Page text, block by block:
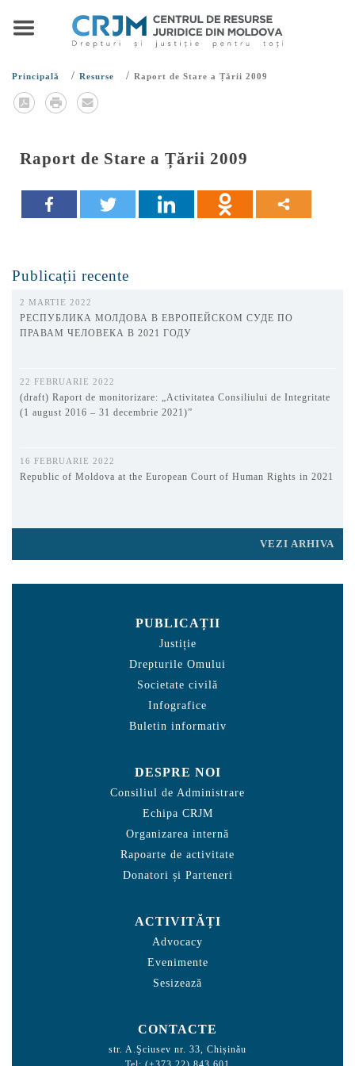
Principală / Resurse / Raport de Stare a Țării 2009
Raport de Stare a Țării 2009
Publicații recente
2 MARTIE 2022
РЕСПУБЛИКА МОЛДОВА В ЕВРОПЕЙСКОМ СУДЕ ПО
ПРАВАМ ЧЕЛОВЕКА В 2021 ГОДУ
22 FEBRUARIE 2022
(draft) Raport de monitorizare: „Activitatea Consiliului de Integritate
(1 august 2016 – 31 decembrie 2021)”
16 FEBRUARIE 2022
Republic of Moldova at the European Court of Human Rights in 2021
VEZI ARHIVA
PUBLICAȚII
Justiție
Drepturile Omului
Societate civilă
Infografice
Buletin informativ
DESPRE NOI
Consiliul de Administrare
Echipa CRJM
Organizarea internă
Rapoarte de activitate
Donatori și Parteneri
ACTIVITĂȚI
Advocacy
Evenimente
Sesizează
CONTACTE
str. A.Şciusev nr. 33, Chișinău